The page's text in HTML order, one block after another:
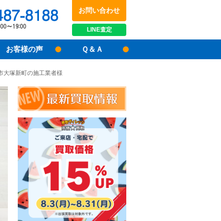
LINE査定
048-487-8188受付時間：10:00～17:00
お問い合わせ
お客様の声 Ｑ＆Ａ
大塚新町の施工業者様